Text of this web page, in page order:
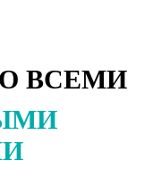
ВСЕМИ